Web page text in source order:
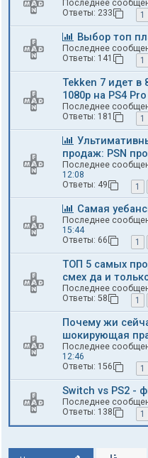
Последнее
Ответы: 233 1
Выбор топ
Последнее
Ответы: 141 1
Tekken 7 идет в
1080p на PS4 Pro
Последнее
Ответы: 181 1
продаж: PSN
Последнее
12:08
Ответы: 49 1
Самая
Последнее
15:44
Ответы: 66 1
ТОП 5 самых
смех да и
Последнее
Ответы: 58 1
Почему жи
шокирующая
Последнее
12:46
Ответы: 156 1
Switch vs PS2 -
Последнее
Ответы: 138 1